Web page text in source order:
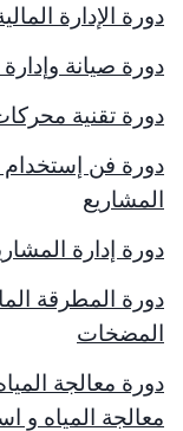
دورة الإدارة
دورة صيانة
دورة تقنية
دورة فن إستخدام
المشاريع
دورة إدارة
دورة المطرقة
المضخات
دورة معالجة
معالجة المياه و